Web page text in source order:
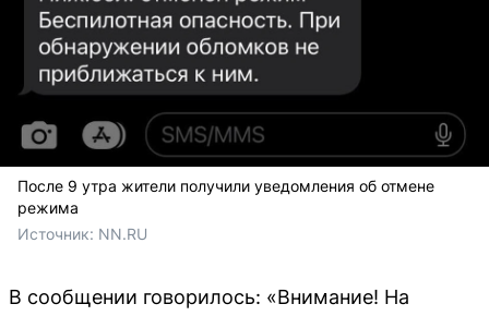
После 9 утра жители получили уведомления об отмене
режима
Источник: NN.RU
В сообщении говорилось: «Внимание! На